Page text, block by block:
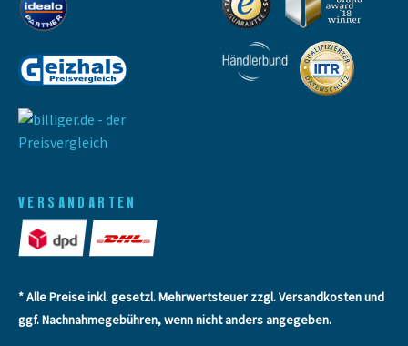
VERSANDARTEN
* Alle Preise inkl. gesetzl. Mehrwertsteuer zzgl.Versandkostenund
ggf. Nachnahmegebühren, wenn nicht anders angegeben.